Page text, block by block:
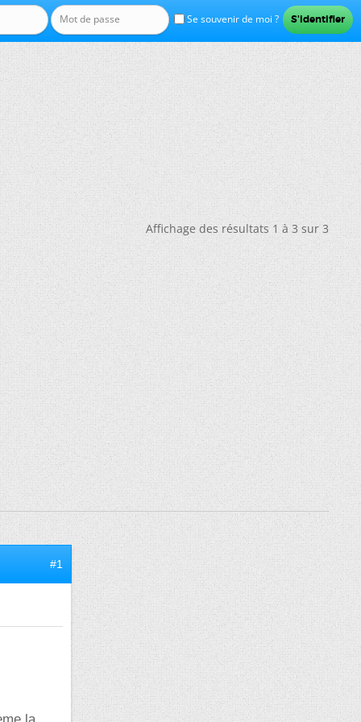
Se souvenir de moi ?
Affichage des résultats 1 à 3 sur 3
#1